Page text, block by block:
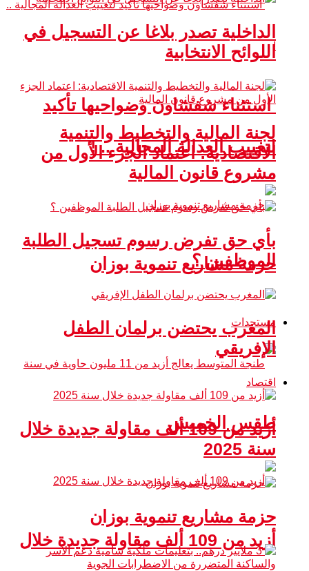
استثناء شفشاون وضواحيها تأكيد
لتغييب العدالة المجالية .. !
حزمة مشاريع تنموية بوزان
مستجدات
طقس الخميس
أزيد من 109 ألف مقاولة جديدة خلال
الداخلية تصدر بلاغا عن التسجيل في
اللوائح الانتخابية
لجنة المالية والتخطيط والتنمية
الاقتصادية: اعتماد الجزء الأول من
مشروع قانون المالية
بأي حق تفرض رسوم تسجيل الطلبة
الموظفين ؟
المغرب يحتضن برلمان الطفل
الإفريقي
اقتصاد
أزيد من 109 ألف مقاولة جديدة خلال
سنة 2025
حزمة مشاريع تنموية بوزان